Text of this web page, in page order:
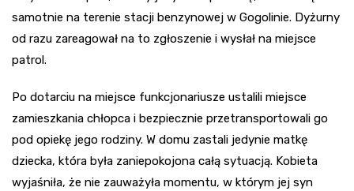
samotnie na terenie stacji benzynowej w Gogolinie. Dyżurny
od razu zareagował na to zgłoszenie i wysłał na miejsce
patrol.
Po dotarciu na miejsce funkcjonariusze ustalili miejsce
zamieszkania chłopca i bezpiecznie przetransportowali go
pod opiekę jego rodziny. W domu zastali jedynie matkę
dziecka, która była zaniepokojona całą sytuacją. Kobieta
wyjaśniła, że nie zauważyła momentu, w którym jej syn